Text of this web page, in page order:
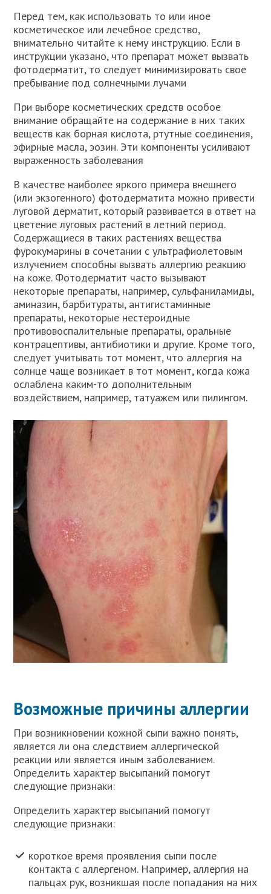
Перед тем, как использовать то или иное
косметическое или лечебное средство,
внимательно читайте к нему инструкцию. Если в
инструкции указано, что препарат может вызвать
фотодерматит, то следует минимизировать свое
пребывание под солнечными лучами
При выборе косметических средств особое
внимание обращайте на содержание в них таких
веществ как борная кислота, ртутные соединения,
эфирные масла, эозин. Эти компоненты усиливают
выраженность заболевания
В качестве наиболее яркого примера внешнего
(или экзогенного) фотодерматита можно привести
луговой дерматит, который развивается в ответ на
цветение луговых растений в летний период.
Содержащиеся в таких растениях вещества
фурокумарины в сочетании с ультрафиолетовым
излучением способны вызвать аллергию реакцию
на коже. Фотодерматит часто вызывают
некоторые препараты, например, сульфаниламиды,
аминазин, барбитураты, антигистаминные
препараты, некоторые нестероидные
противовоспалительные препараты, оральные
контрацептивы, антибиотики и другие. Кроме того,
следует учитывать тот момент, что аллергия на
солнце чаще возникает в тот момент, когда кожа
ослаблена каким-то дополнительным
воздействием, например, татуажем или пилингом.
Возможные причины аллергии
При возникновении кожной сыпи важно понять,
является ли она следствием аллергической
реакции или является иным заболеванием.
Определить характер высыпаний помогут
следующие признаки:
Определить характер высыпаний помогут
следующие признаки:
короткое время проявления сыпи после
контакта с аллергеном. Например, аллергия на
пальцах рук, возникшая после попадания на них